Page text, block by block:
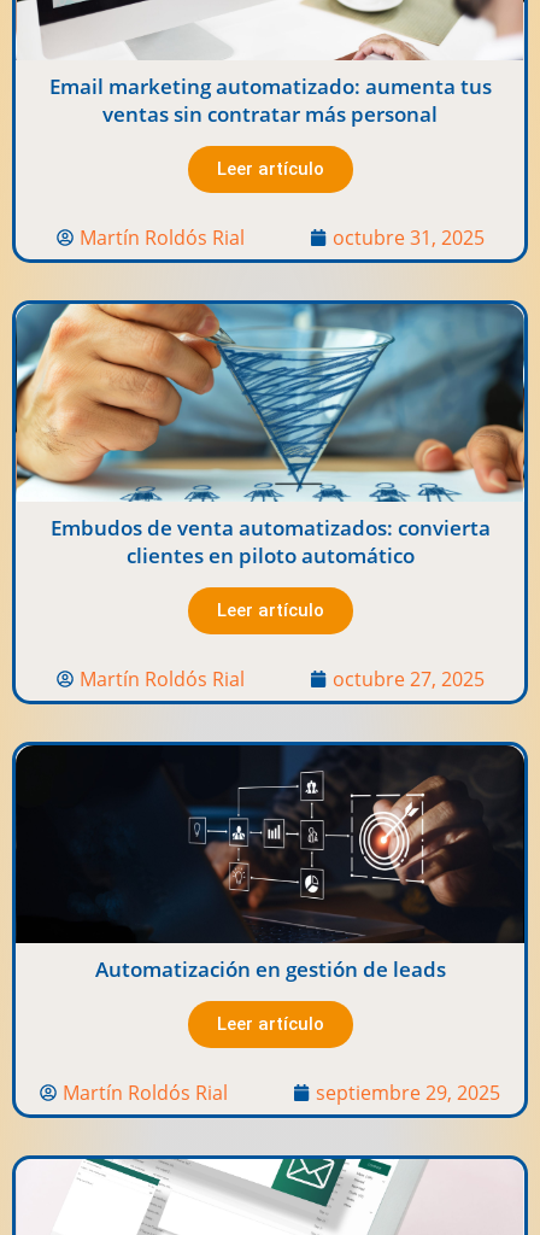
Email marketing automatizado: aumenta tus
ventas sin contratar más personal
Leer artículo
Martín Roldós Rial octubre 31, 2025
Embudos de venta automatizados: convierta
clientes en piloto automático
Leer artículo
Martín Roldós Rial octubre 27, 2025
Automatización en gestión de leads
Leer artículo
Martín Roldós Rial septiembre 29, 2025